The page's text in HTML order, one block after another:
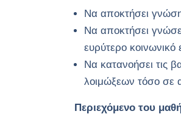
Να αποκτήσει
Να αποκτήσει
ευρύτερο
Να κατανοήσει τις
λοιμώξεων τόσο σε
Περιεχόμενο του